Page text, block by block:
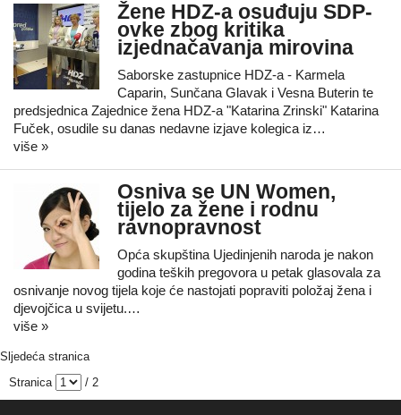
Žene HDZ-a osuđuju SDP-
ovke zbog kritika
izjednačavanja mirovina
Saborske zastupnice HDZ-a - Karmela
Caparin, Sunčana Glavak i Vesna Buterin te
predsjednica Zajednice žena HDZ-a "Katarina Zrinski" Katarina
Fuček, osudile su danas nedavne izjave kolegica iz…
više »
Osniva se UN Women,
tijelo za žene i rodnu
ravnopravnost
Opća skupština Ujedinjenih naroda je nakon
godina teških pregovora u petak glasovala za
osnivanje novog tijela koje će nastojati popraviti položaj žena i
djevojčica u svijetu.…
više »
Sljedeća stranica
Stranica
/ 2